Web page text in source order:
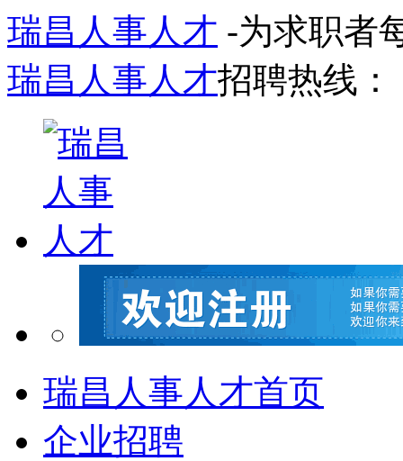
瑞昌人事人才 -为求职者
瑞昌人事人才招聘热线：
瑞昌人事人才首页
企业招聘